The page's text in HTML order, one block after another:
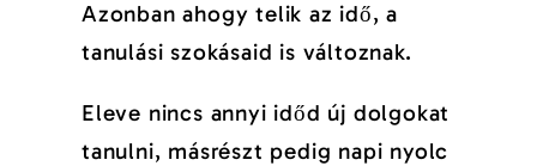
Azonban ahogy telik az idő, a
tanulási szokásaid is változnak.
Eleve nincs annyi időd új dolgokat
tanulni, másrészt pedig napi nyolc